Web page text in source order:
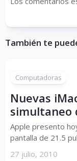
También te
Computadoras
Nuevas
simultaneo
Apple presento
pantalla de 21.5
27 julio, 2010